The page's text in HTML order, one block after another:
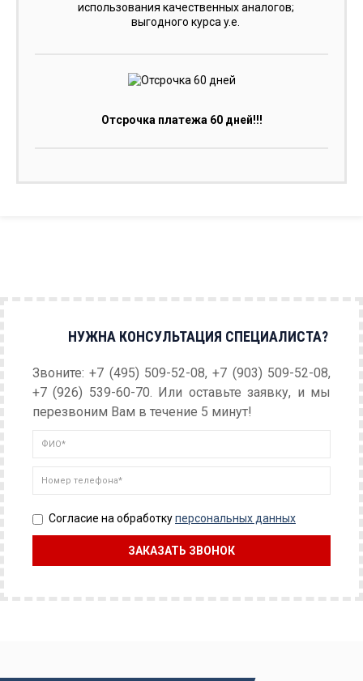
использования качественных аналогов;
выгодного курса y.e.
Отсрочка платежа 60 дней!!!
НУЖНА КОНСУЛЬТАЦИЯ СПЕЦИАЛИСТА?
Звоните: +7 (495) 509-52-08, +7 (903) 509-52-08,
+7 (926) 539-60-70. Или оставьте заявку, и мы
перезвоним Вам в течение 5 минут!
Согласие на обработкуперсональных данных